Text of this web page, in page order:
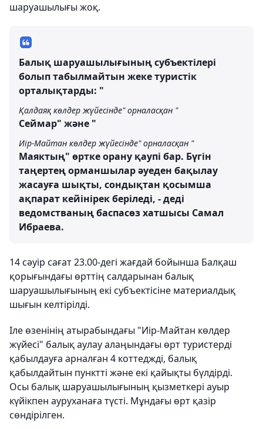
шаруашылығы жоқ.
Балық шаруашылығының субъектілері
болып табылмайтын жеке туристік
орталықтарды: "
Қалдаяқ көлдер жүйесінде" орналасқан "
Сеймар" және "
Иір-Майтан көлдер жүйесінде" орналасқан "
Маяктың" өртке орану қаупі бар. Бүгін
таңертең орманшылар әуеден бақылау
жасауға шықты, сондықтан қосымша
ақпарат кейінірек беріледі, - деді
ведомстваның баспасөз хатшысы Самал
Ибраева.
14 сәуір сағат 23.00-дегі жағдай бойынша Балқаш
қорығындағы өрттің салдарынан балық
шаруашылығының екі субъектісіне материалдық
шығын келтірілді.
Іле өзенінің атырабындағы "Иір-Майтан көлдер
жүйесі" балық аулау алаңындағы өрт туристерді
қабылдауға арналған 4 коттеджді, балық
қабылдайтын пунктті және екі қайықты бүлдірді.
Осы балық шаруашылығының қызметкері ауыр
күйікпен ауруханаға түсті. Мұндағы өрт қазір
сөндірілген.